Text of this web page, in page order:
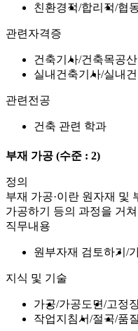
친환경적 합리적 협
관련자격증
건축기사 건축목공
실내건축기사 실내
관련전공
건축 관련 학과
부재 가공 (수준 : 2)
정의
부재 가공·이란 원자재 및
가공하기 등의 과정을 거
직무내용
원부자재 검토하기
지식 및 기술
가공 가공도면 고정
작업지침서 절곡 품